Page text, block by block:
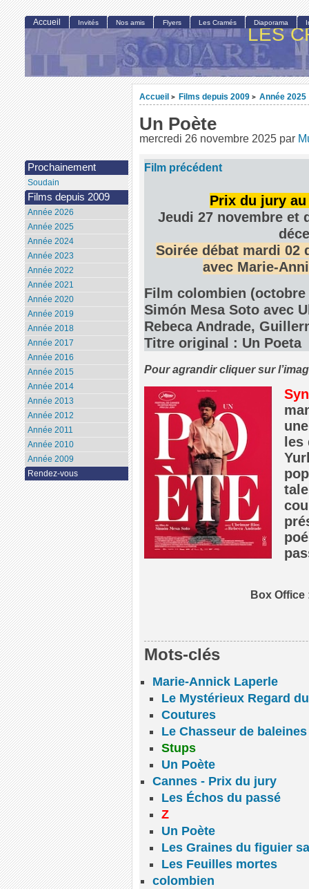
LES
Accueil > Films depuis 2009 > Année 2025
Un Poète
mercredi 26 novembre 2025 par
Film précédent
Prix du jury
Jeudi 27 novembre et
Soirée débat mardi 02
avec Marie-
Film colombien (octobre
Simón Mesa Soto avec
Rebeca Andrade,
Titre original : Un Poeta
Pour agrandir cliquer sur
Box Office
Mots-clés
Marie-Annick Laperle
Le Mystérieux Regard
Coutures
Le Chasseur de baleines
Stups
Un Poète
Cannes - Prix du jury
Les Échos du passé
Z
Un Poète
Les Graines du figuier
Les Feuilles mortes
colombien
Accueil Invités Nos amis Flyers Les Cramés Diaporama
Prochainement
Soudain
Films depuis 2009
Année 2026
Année 2025
Année 2024
Année 2023
Année 2022
Année 2021
Année 2020
Année 2019
Année 2018
Année 2017
Année 2016
Année 2015
Année 2014
Année 2013
Année 2012
Année 2011
Année 2010
Année 2009
Rendez-vous